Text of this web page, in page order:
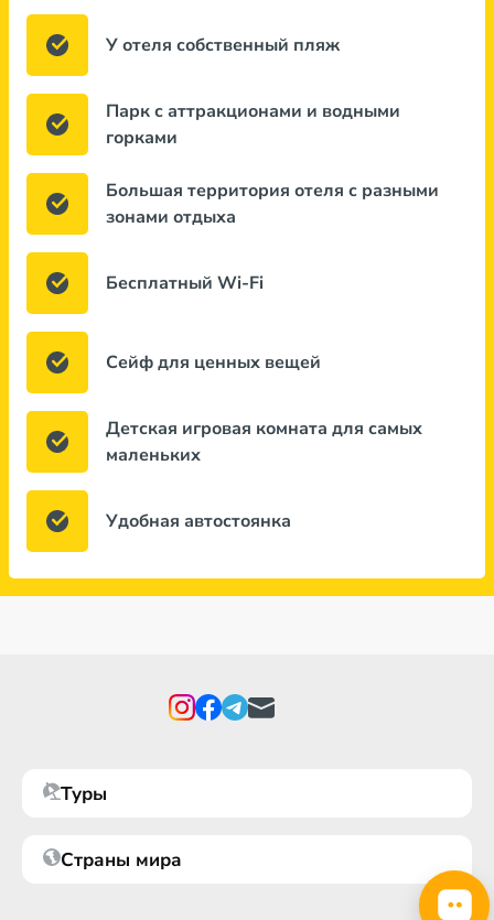
У отеля собственный пляж
Парк с аттракционами и водными
горками
Большая территория отеля с разными
зонами отдыха
Бесплатный Wi-Fi
Сейф для ценных вещей
Детская игровая комната для самых
маленьких
Удобная автостоянка
Туры
Страны мира